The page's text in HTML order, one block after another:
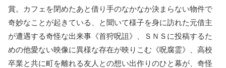
賞。カフェを閉めたあと借り手のなかなか決まらない物件で
奇妙なことが起きている、と聞いて様子を身に訪れた元借主
が遭遇する奇怪な出来事《首狩呪詛》、ＳＮＳに投稿するた
めの他愛ない映像に異様な存在が映りこむ《呪腐霊》、高校
卒業と共に町を離れる友人との想い出作りのひと幕が、奇怪